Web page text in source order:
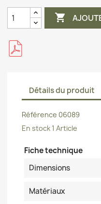

Détails du produit
Référence 06089
En stock 1 Article
Fiche technique
Dimensions
Matériaux